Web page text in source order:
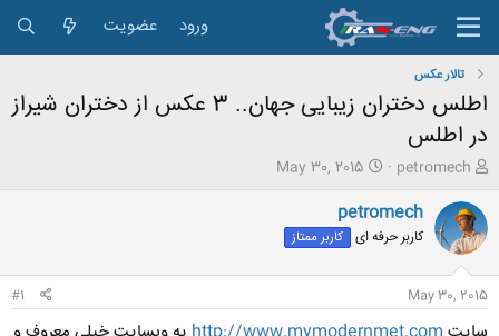
ورود عضویت
تالار عکس
اطلس دختران زیبایی جهان.. 3 عکس از دختران شیراز
در اطلس
ش
و
ع
ک
ه
petromech
ت
ر
خ
ع
May 30, 2015
petromech
کاربر حرفه ای کاربر ممتاز
May 30, 2015
#1